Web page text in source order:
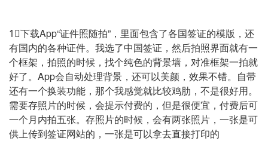
1⃣️下载App“证件照随拍”，里面包含了各国签证的模版，还
有国内的各种证件。我选了中国签证，然后拍照界面就有一
个框架，拍照的时候，找个纯色的背景墙，对准框架一拍就
好了。App会自动处理背景，还可以美颜，效果不错。自带
还有一个换装功能，那个我感觉就比较鸡肋，不是很好用。
需要存照片的时候，会提示付费的，但是很便宜，付费后可
一个月内拍五张。存照片的时候，会有两张照片，一张是可
供上传到签证网站的，一张是可以拿去直接打印的